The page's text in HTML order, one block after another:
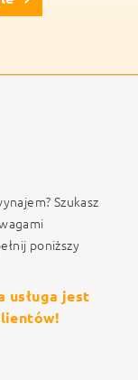
Szukasz
poniższy
usługa jest